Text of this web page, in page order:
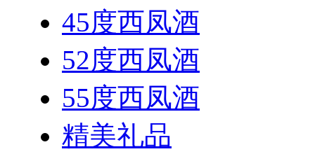
45度西凤酒
52度西凤酒
55度西凤酒
精美礼品